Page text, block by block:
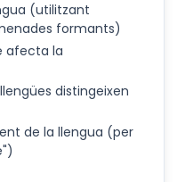
(utilitzant
formants)
afecta la
distingeixen
de la llengua (per